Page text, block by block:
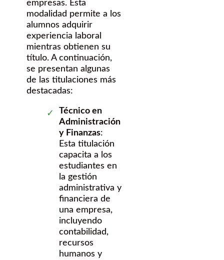
empresas. Esta
modalidad permite a los
alumnos adquirir
experiencia laboral
mientras obtienen su
título. A continuación,
se presentan algunas
de las titulaciones más
destacadas:
Técnico en
Administración
y Finanzas:
Esta titulación
capacita a los
estudiantes en
la gestión
administrativa y
financiera de
una empresa,
incluyendo
contabilidad,
recursos
humanos y